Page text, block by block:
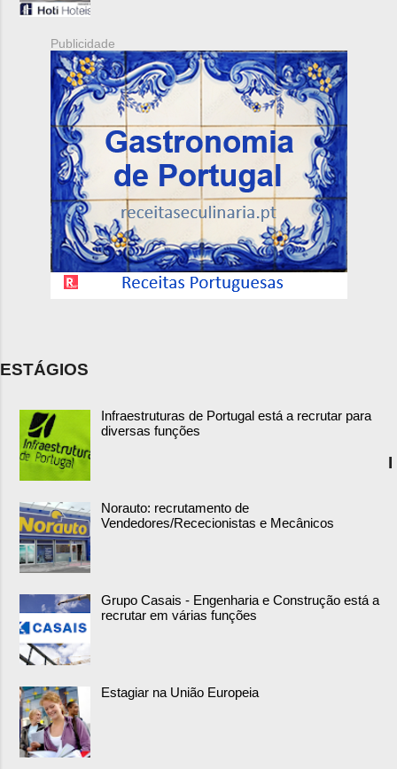
Publicidade
ESTÁGIOS
Infraestruturas de Portugal está a recrutar para
diversas funções
Norauto: recrutamento de
Vendedores/Rececionistas e Mecânicos
Grupo Casais - Engenharia e Construção está a
recrutar em várias funções
Estagiar na União Europeia
I